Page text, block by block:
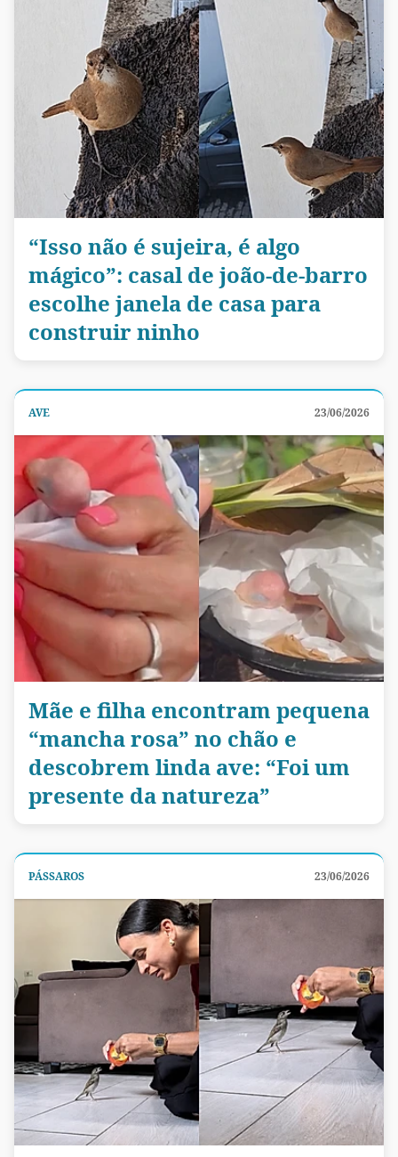
“Isso não é sujeira, é algo
mágico”: casal de joão-de-barro
escolhe janela de casa para
construir ninho
AVE 23/06/2026
Mãe e filha encontram pequena
“mancha rosa” no chão e
descobrem linda ave: “Foi um
presente da natureza”
PÁSSAROS 23/06/2026